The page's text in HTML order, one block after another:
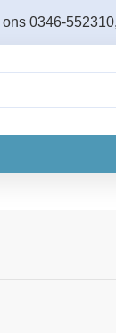
0346-